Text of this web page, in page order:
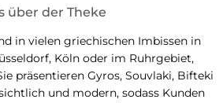
über der Theke
in vielen griechischen Imbissen in
Köln oder im Ruhrgebiet,
präsentieren Gyros, Souvlaki, Bifteki
und modern, sodass Kunden